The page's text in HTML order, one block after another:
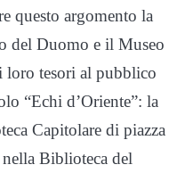
questo argomento la
del Duomo e il Museo
loro tesori al pubblico
“Echi d’Oriente”: la
Capitolare di piazza
Biblioteca del